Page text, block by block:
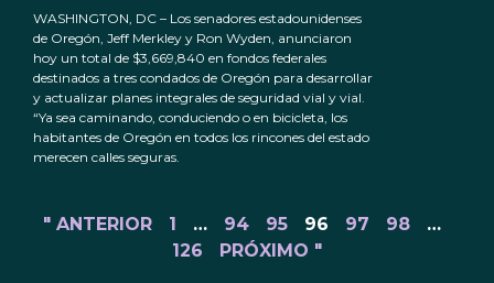
WASHINGTON, DC – Los senadores estadounidenses
de Oregón, Jeff Merkley y Ron Wyden, anunciaron
hoy un total de $3,669,840 en fondos federales
destinados a tres condados de Oregón para desarrollar
y actualizar planes integrales de seguridad vial y vial.
“Ya sea caminando, conduciendo o en bicicleta, los
habitantes de Oregón en todos los rincones del estado
merecen calles seguras.
" ANTERIOR 1 … 94 95 96 97 98
…
126
PRÓXIMO "